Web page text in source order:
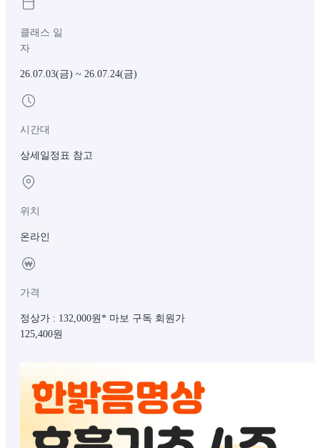
클래스 일
자
26.07.03(금) ~ 26.07.24(금)
시간대
상세일정표 참고
위치
온라인
가격
정상가 : 132,000원 * 마보 구독 회원가
125,400원